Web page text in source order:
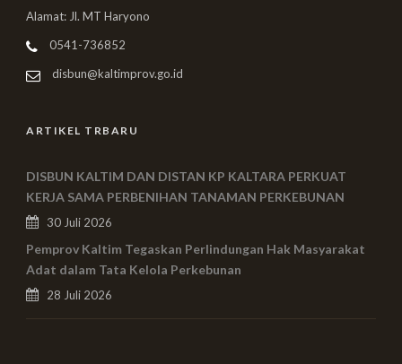
Alamat: Jl. MT Haryono
0541-736852
disbun@kaltimprov.go.id
ARTIKEL TRBARU
DISBUN KALTIM DAN DISTAN KP KALTARA PERKUAT
KERJA SAMA PERBENIHAN TANAMAN PERKEBUNAN
30 Juli 2026
Pemprov Kaltim Tegaskan Perlindungan Hak Masyarakat
Adat dalam Tata Kelola Perkebunan
28 Juli 2026